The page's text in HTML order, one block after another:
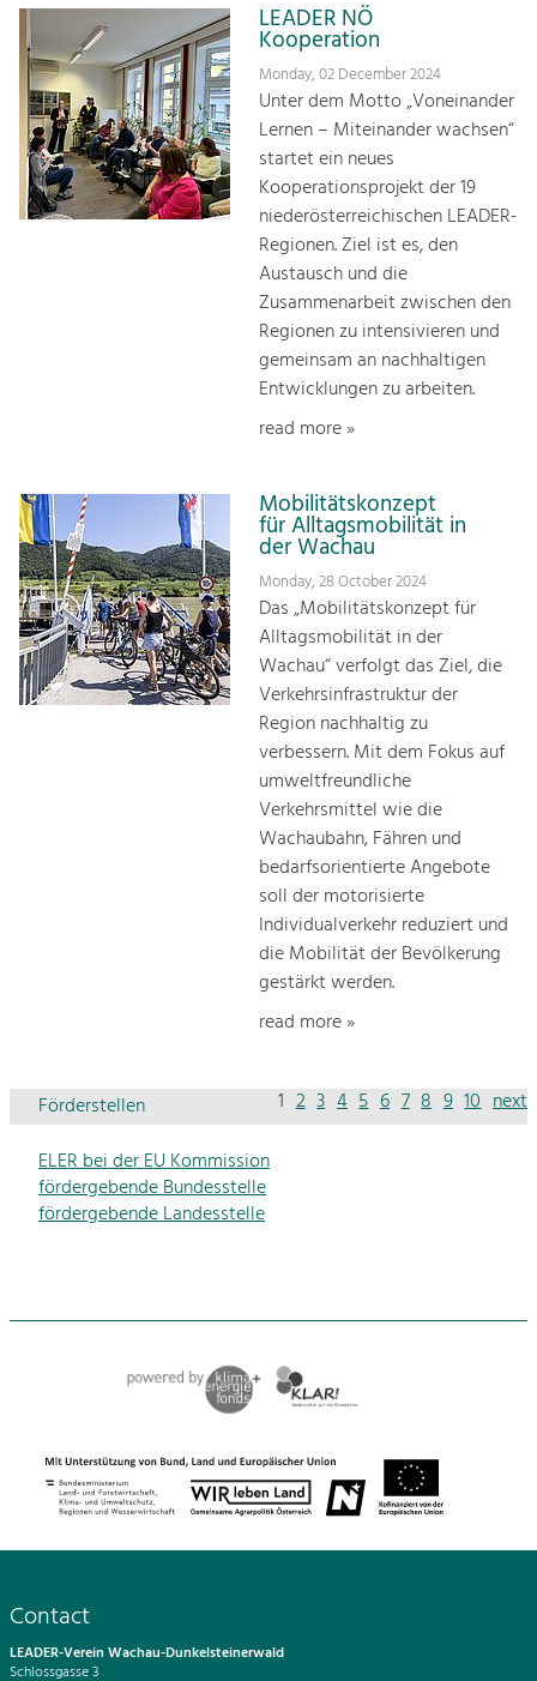
LEADER NÖ
Kooperation
Monday, 02 December 2024
Unter dem Motto „Voneinander
Lernen – Miteinander wachsen“
startet ein neues
Kooperationsprojekt der 19
niederösterreichischen LEADER-
Regionen. Ziel ist es, den
Austausch und die
Zusammenarbeit zwischen den
Regionen zu intensivieren und
gemeinsam an nachhaltigen
Entwicklungen zu arbeiten.
read more »
Mobilitätskonzept
für Alltagsmobilität in
der Wachau
Monday, 28 October 2024
Das „Mobilitätskonzept für
Alltagsmobilität in der
Wachau“ verfolgt das Ziel, die
Verkehrsinfrastruktur der
Region nachhaltig zu
verbessern. Mit dem Fokus auf
umweltfreundliche
Verkehrsmittel wie die
Wachaubahn, Fähren und
bedarfsorientierte Angebote
soll der motorisierte
Individualverkehr reduziert und
die Mobilität der Bevölkerung
gestärkt werden.
read more »
1 2 3 4 5 6 7 8 9 10 next
Förderstellen
ELER bei der EU Kommission
fördergebende Bundesstelle
fördergebende Landesstelle
Contact
LEADER-Verein Wachau-Dunkelsteinerwald
Schlossgasse 3